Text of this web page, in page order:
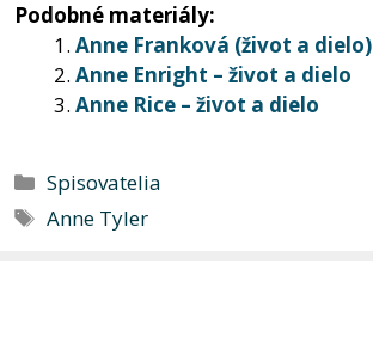
Podobné materiály:
Anne Franková (život a dielo)
Anne Enright – život a dielo
Anne Rice – život a dielo
Kategórie
Spisovatelia
Značky
Anne Tyler